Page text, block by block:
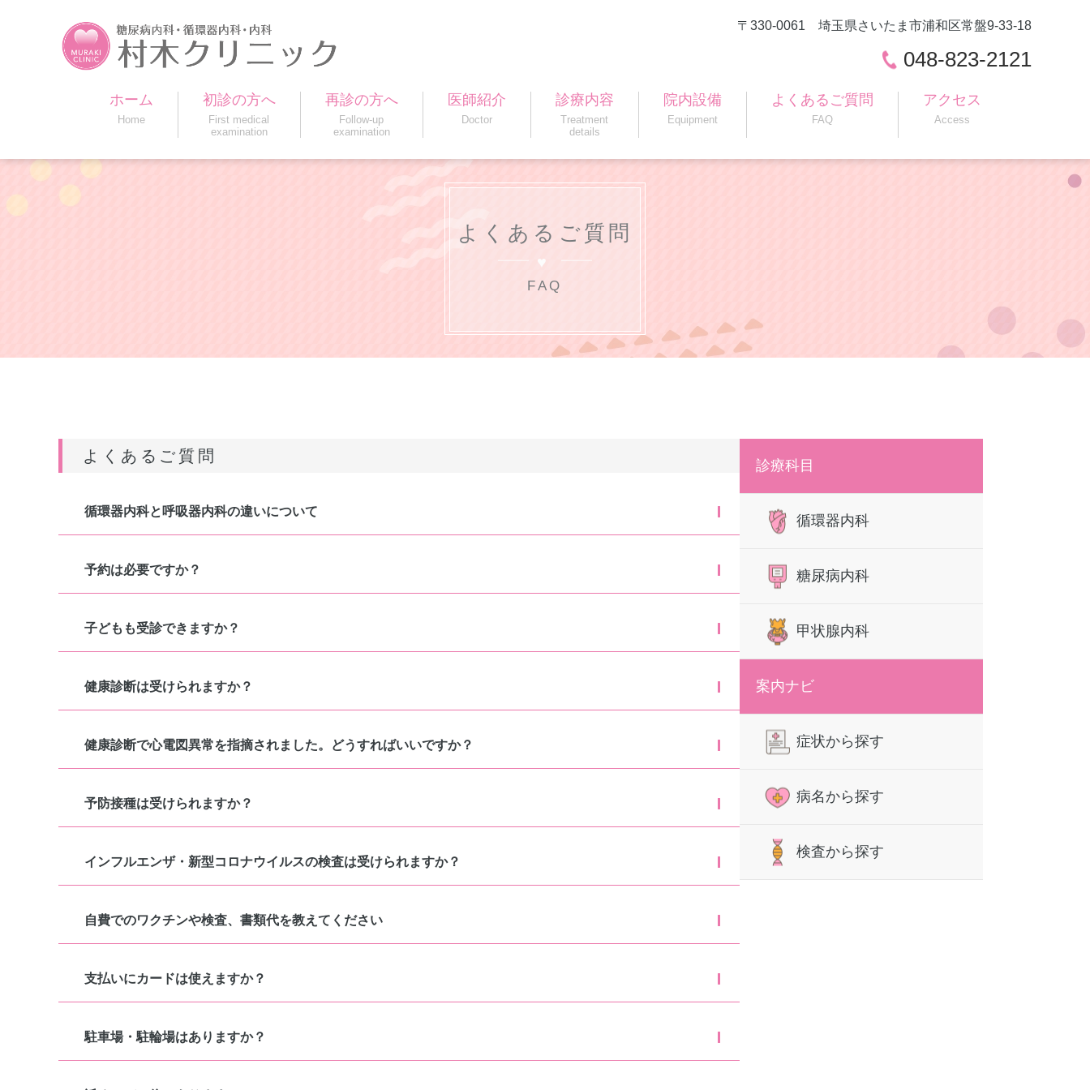
〒330-0061 埼玉県さいたま市浦和区常盤9-33-18
048-823-2121
ホーム
Home
初診の方へ
First medical
examination
再診の方へ
Follow-up
examination
医師紹介
Doctor
診療内容
Treatment
details
院内設備
Equipment
よくあるご質問
FAQ
アクセス
Access
よくあるご質問
FAQ
よくあるご質問
循環器内科と呼吸器内科の違いについて
予約は必要ですか？
子どもも受診できますか？
健康診断は受けられますか？
健康診断で心電図異常を指摘されました。どうすればいいですか？
予防接種は受けられますか？
インフルエンザ・新型コロナウイルスの検査は受けられますか？
自費でのワクチンや検査、書類代を教えてください
支払いにカードは使えますか？
駐車場・駐輪場はありますか？
診療科目
循環器内科
糖尿病内科
甲状腺内科
案内ナビ
症状から探す
病名から探す
検査から探す